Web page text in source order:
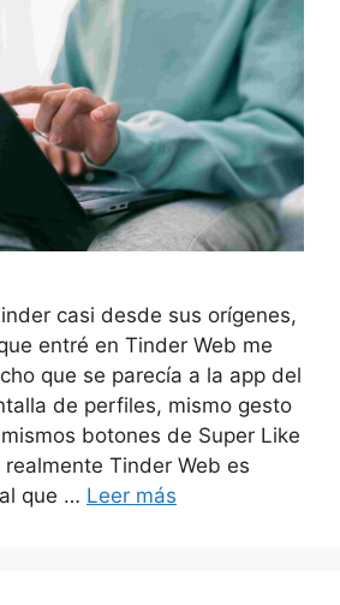
casi desde sus orígenes,
entré en Tinder Web me
que se parecía a la app del
de perfiles, mismo gesto
botones de Super Like
realmente Tinder Web es
que … Leer más